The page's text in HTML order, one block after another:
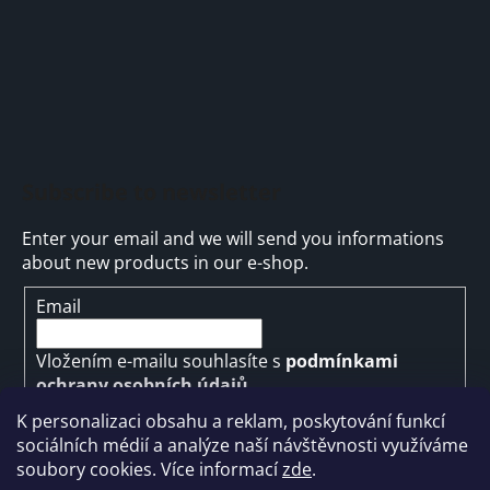
K personalizaci obsahu a reklam, poskytování funkcí
sociálních médií a analýze naší návštěvnosti využíváme
soubory cookies. Více informacízde.
Enter your email and we will send you informations
about new products in our e-shop.
Email
Vložením e-mailu souhlasíte s podmínkami
ochrany osobních údajů
SUBSCRIBE